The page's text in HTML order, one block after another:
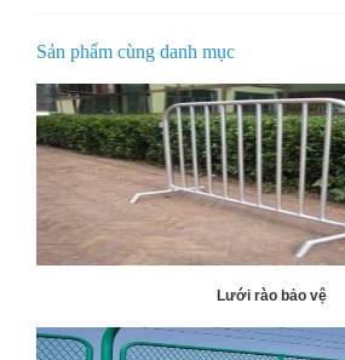
Sản phẩm cùng danh mục
Lưới rào bảo vệ